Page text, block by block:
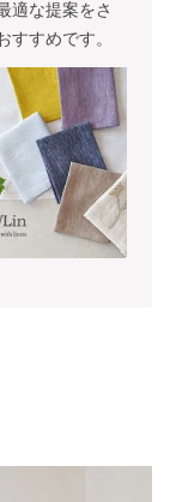
適な提案をさ
すすめです。